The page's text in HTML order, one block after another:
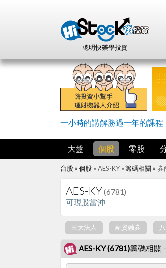
聰明快樂學投資
一小時的講解勝過一年的課程
大盤 個股 零股
台股 » 個股 » AES-KY» 籌碼相關 » 券
AES-KY(6781)
可現股當沖
三大法人 融資融券
AES-KY (6781)籌碼相